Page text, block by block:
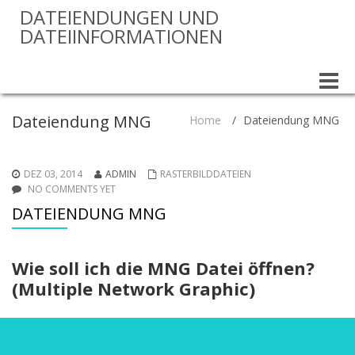
DATEIENDUNGEN UND
DATEIINFORMATIONEN
Toggle
Dateiendung MNG Home / Dateiendung MNG
DEZ 03, 2014 ADMIN
RASTERBILDDATEIEN
NO COMMENTS YET
DATEIENDUNG MNG
Wie soll ich die MNG Datei öffnen?
(Multiple Network Graphic)